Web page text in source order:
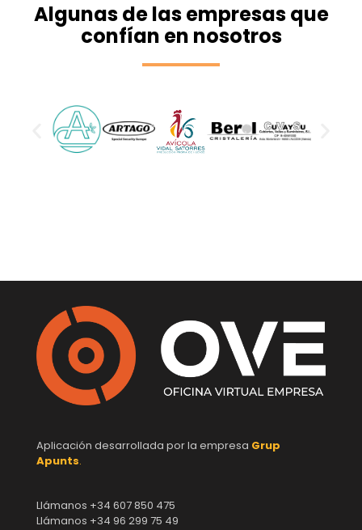
Algunas de las empresas que
confían en nosotros
Aplicación desarrollada por la empresa Grup
Apunts.
Llámanos +34 607 850 475
Llámanos +34 96 299 75 49